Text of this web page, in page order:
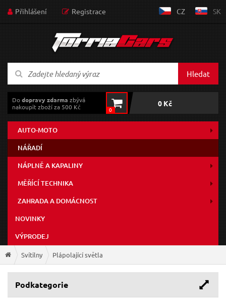
Přihlášení Registrace CZ SK
Hledat
Dodopravy zdarma zbývá
nakoupit zboží za 500 Kč
0
0 Kč
AUTO-MOTO
NÁŘADÍ
NÁPLNĚ A KAPALINY
MĚŘÍCÍ TECHNIKA
ZAHRADA A DOMÁCNOST
NOVINKY
VÝPRODEJ
Svítilny Plápolající světla
Podkategorie